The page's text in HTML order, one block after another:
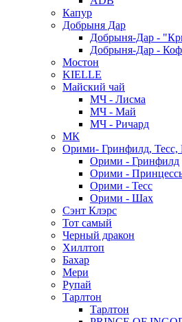
Капур
Добрыня Дар
Добрыня-Дар -
Добрыня-Дар -
Мостон
KIELLE
Майский чай
МЧ - Лисма
МЧ - Май
МЧ - Ричард
МК
Орими- Гринфилд, Тесс,
Орими - Гринфилд
Орими -
Орими - Тесс
Орими - Шах
Сэнт Клэрс
Тот самый
Черный дракон
Хиллтоп
Бахар
Мери
Рупай
Тарлтон
Тарлтон